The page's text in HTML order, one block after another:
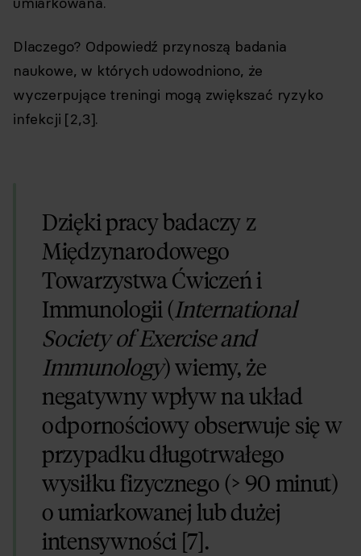
Dlaczego? Odpowiedź przynoszą badania
naukowe, w których udowodniono, że
wyczerpujące treningi mogą zwiększać ryzyko
infekcji [2,3].
Dzięki pracy badaczy z
Międzynarodowego
Towarzystwa Ćwiczeń i
Immunologii (International
Society of Exercise and
Immunology) wiemy, że
negatywny wpływ na układ
odpornościowy obserwuje się w
przypadku długotrwałego
wysiłku fizycznego (> 90 minut)
o umiarkowanej lub dużej
intensywności [7].